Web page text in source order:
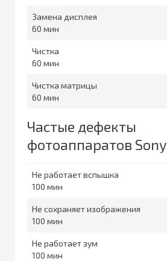
Замена дисплея
60
Чистка
60
Чистка матрицы
60
Частые дефекты
фотоаппаратов Sony
Не работает вспышка
100
Не сохраняет изображения
100
Не работает зум
100